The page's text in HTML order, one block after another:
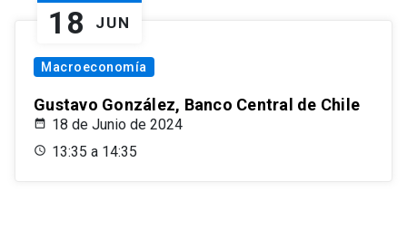
18 JUN
Macroeconomía
Gustavo González, Banco Central de Chile
18 de Junio de 2024
13:35 a 14:35